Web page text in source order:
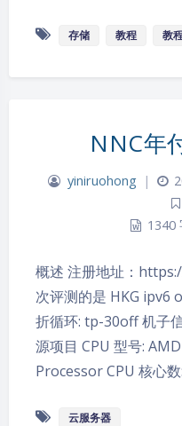
存储 教程 教
NNC年
yiniruohong |
1340
概述 注册地址：
次评测的是 HKG ipv6
折循环: tp-30off 机子
源项目 CPU 型号:
Processor CPU 核心
云服务器